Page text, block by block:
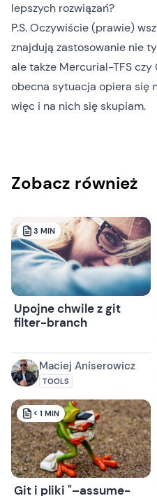
lepszych rozwiązań?
P.S. Oczywiście (prawie)
znajdują zastosowanie nie
ale także Mercurial-TFS czy
obecna sytuacja opiera się
więc i na nich się skupiam.
Zobacz również
3 MIN
Upojne chwile z git
filter-branch
Maciej Aniserowicz
TOOLS
< 1 MIN
Git i pliki "–assume-